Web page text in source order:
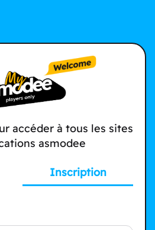
accéder à tous les sites
asmodee
Inscription